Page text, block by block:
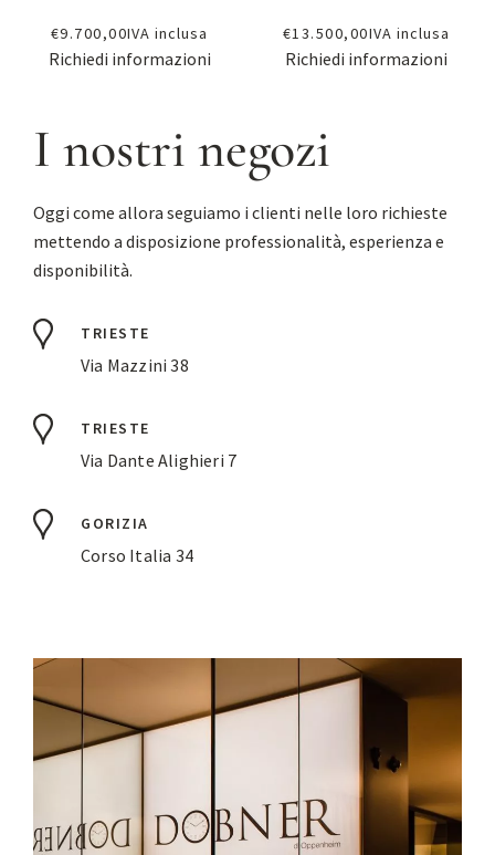
€9.700,00IVA inclusa
Richiedi informazioni
€13.500,00IVA inclusa
Richiedi informazioni
I nostri negozi
Oggi come allora seguiamo i clienti nelle loro richieste
mettendo a disposizione professionalità, esperienza e
disponibilità.
TRIESTE
Via Mazzini 38
TRIESTE
Via Dante Alighieri 7
GORIZIA
Corso Italia 34